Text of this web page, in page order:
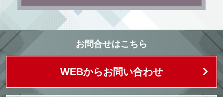
お問合せはこちら
WEBからお問い合わせ